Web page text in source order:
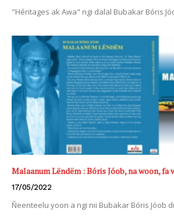
"Héritages ak Awa" ngi dalal Bubakar Bóris
Malaanum Lëndëm : Bóris Jóob, na woon, fa
17/05/2022
Ñeenteelu yoon a ngi nii Bubakar Bóris Jóob